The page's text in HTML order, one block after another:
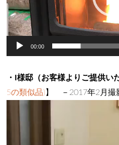
ヤ
ー
00:00
・I様邸（お客様よりご提供い
5の類似品) 】 －2017年2月撮